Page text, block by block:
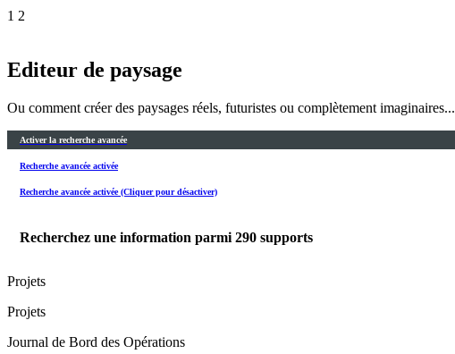
1 2
Editeur de paysage
Ou comment créer des paysages réels, futuristes ou complètement imaginaires...
Activer la recherche avancée
Recherche avancée activée
Recherche avancée activée (Cliquer pour désactiver)
Recherchez une information parmi 290 supports
Projets
Projets
Journal de Bord des Opérations